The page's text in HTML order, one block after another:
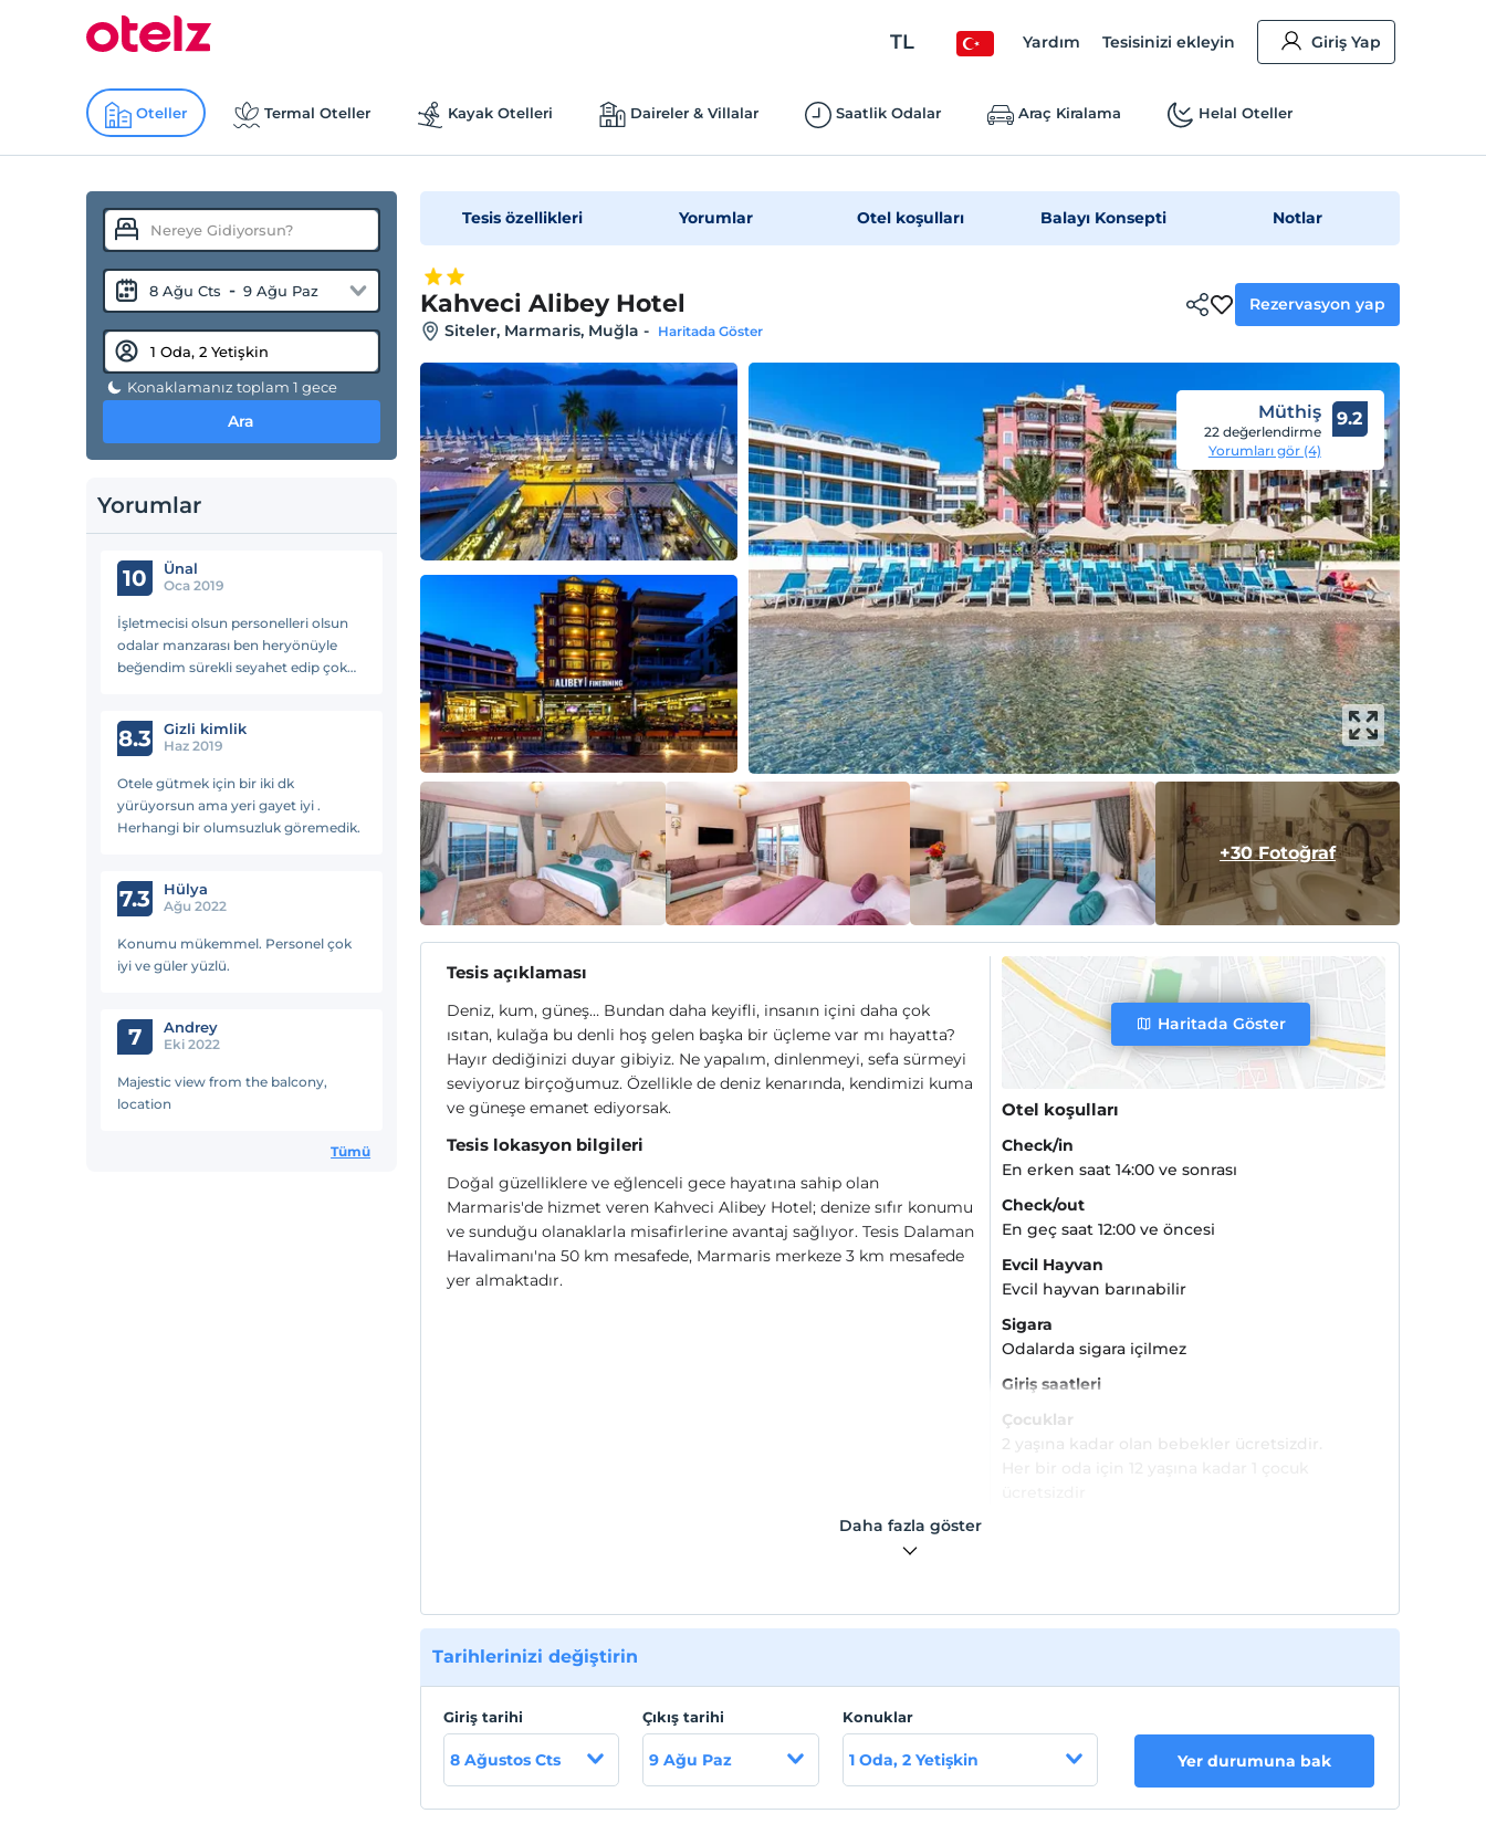
TL Yardım Tesisinizi ekleyin Giriş Yap
Oteller Termal Oteller Kayak Otelleri Daireler & Villalar Saatlik Odalar Araç Kiralama Helal Oteller
8 Ağu Cts - 9 Ağu Paz
Konaklamanız toplam 1 gece
Ara
Yorumlar
10 Ünal
Oca 2019
İşletmecisi olsun personelleri olsun
odalar manzarası ben heryönüyle
beğendim sürekli seyahet edip çok
olmuyacağınız bir otel keşke her otel
böyle olsa..
8.3 Gizli kimlik
Haz 2019
Otele gütmek için bir iki dk
yürüyorsun ama yeri gayet iyi .
Herhangi bir olumsuzluk göremedik.
7.3 Hülya
Ağu 2022
Konumu mükemmel. Personel çok
iyi ve güler yüzlü.
7 Andrey
Eki 2022
Majestic view from the balcony,
location
Tümü
Tesis özellikleri Yorumlar Otel koşulları Balayı Konsepti Notlar
Kahveci Alibey Hotel
Siteler, Marmaris, Muğla - Haritada Göster
Rezervasyon yap
Müthiş
22 değerlendirme
Yorumları gör (4)
9.2
+30 Fotoğraf
Tesis açıklaması
Deniz, kum, güneş… Bundan daha keyifli, insanın içini daha çok
ısıtan, kulağa bu denli hoş gelen başka bir üçleme var mı hayatta?
Hayır dediğinizi duyar gibiyiz. Ne yapalım, dinlenmeyi, sefa sürmeyi
seviyoruz birçoğumuz. Özellikle de deniz kenarında, kendimizi kuma
ve güneşe emanet ediyorsak.
Tesis lokasyon bilgileri
Doğal güzelliklere ve eğlenceli gece hayatına sahip olan
Marmaris'de hizmet veren Kahveci Alibey Hotel; denize sıfır konumu
ve sunduğu olanaklarla misafirlerine avantaj sağlıyor. Tesis Dalaman
Havalimanı'na 50 km mesafede, Marmaris merkeze 3 km mesafede
yer almaktadır.
Haritada Göster
Otel koşulları
Check/in
En erken saat 14:00 ve sonrası
Check/out
En geç saat 12:00 ve öncesi
Evcil Hayvan
Evcil hayvan barınabilir
Sigara
Odalarda sigara içilmez
Giriş saatleri
Çocuklar
2 yaşına kadar olan bebekler ücretsizdir.
Daha fazla göster
Tarihlerinizi değiştirin
Giriş tarihi
8 Ağustos Cts
Çıkış tarihi
9 Ağu Paz
Konuklar
1 Oda, 2 Yetişkin Yer durumuna bak